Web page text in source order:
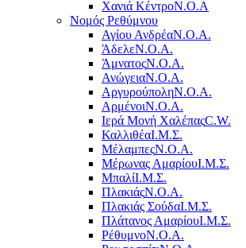
Χανιά ΚέντροN.O.A
Νομός Ρεθύμνου
Αγίου ΑνδρέαΝ.Ο.Α.
ΆδελεΝ.Ο.Α.
ΆμνατοςΝ.Ο.Α.
ΑνώγειαΝ.Ο.Α.
ΑργυρούποληΝ.Ο.Α.
ΑρμένοιΝ.Ο.Α.
Ιερά Μονή ΧαλέπαςC.W.
ΚαλλιθέαΙ.Μ.Σ.
ΜέλαμπεςΝ.Ο.Α.
Μέρωνας ΑμαρίουΙ.Μ.Σ.
ΜπαλίΙ.Μ.Σ.
ΠλακιάςΝ.Ο.Α.
Πλακιάς ΣούδαΙ.Μ.Σ.
Πλάτανος ΑμαρίουΙ.Μ.Σ.
ΡέθυμνοΝ.Ο.Α.